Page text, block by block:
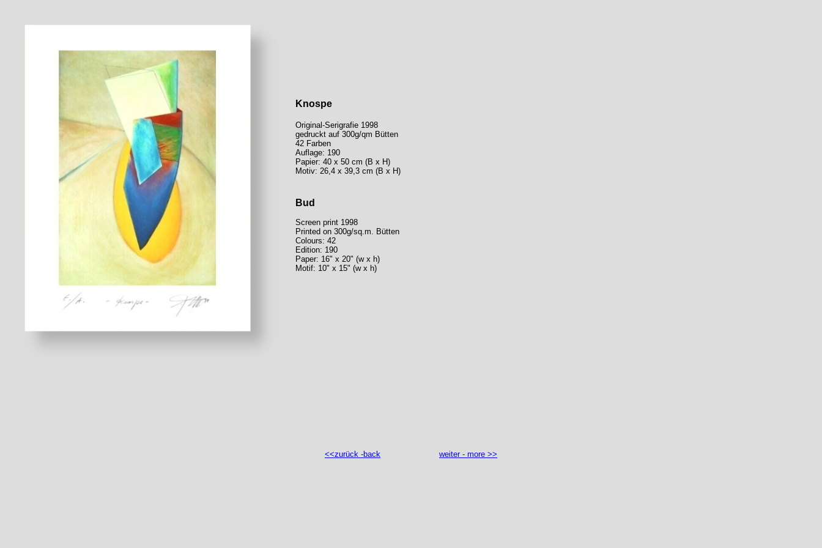
Knospe
Original-Serigrafie 1998
gedruckt auf 300g/qm Bütten
42 Farben
Auflage: 190
Papier: 40 x 50 cm (B x H)
Motiv: 26,4 x 39,3 cm (B x H)
Bud
Screen print 1998
Printed on 300g/sq.m. Bütten
Colours: 42
Edition: 190
Paper: 16" x 20" (w x h)
Motif: 10" x 15" (w x h)
<<zurück -back weiter - more >>